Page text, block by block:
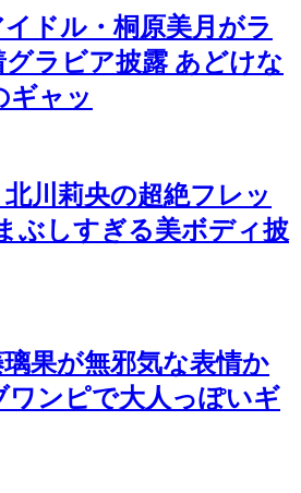
ドル・桐原美月がラ
ラビア披露 あどけな
ギャッ
川莉央の超絶フレッ
ぶしすぎる美ボディ披
璃果が無邪気な表情か
ワンピで大人っぽいギ